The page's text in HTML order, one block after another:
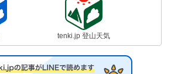
tenki.jp 登山天気